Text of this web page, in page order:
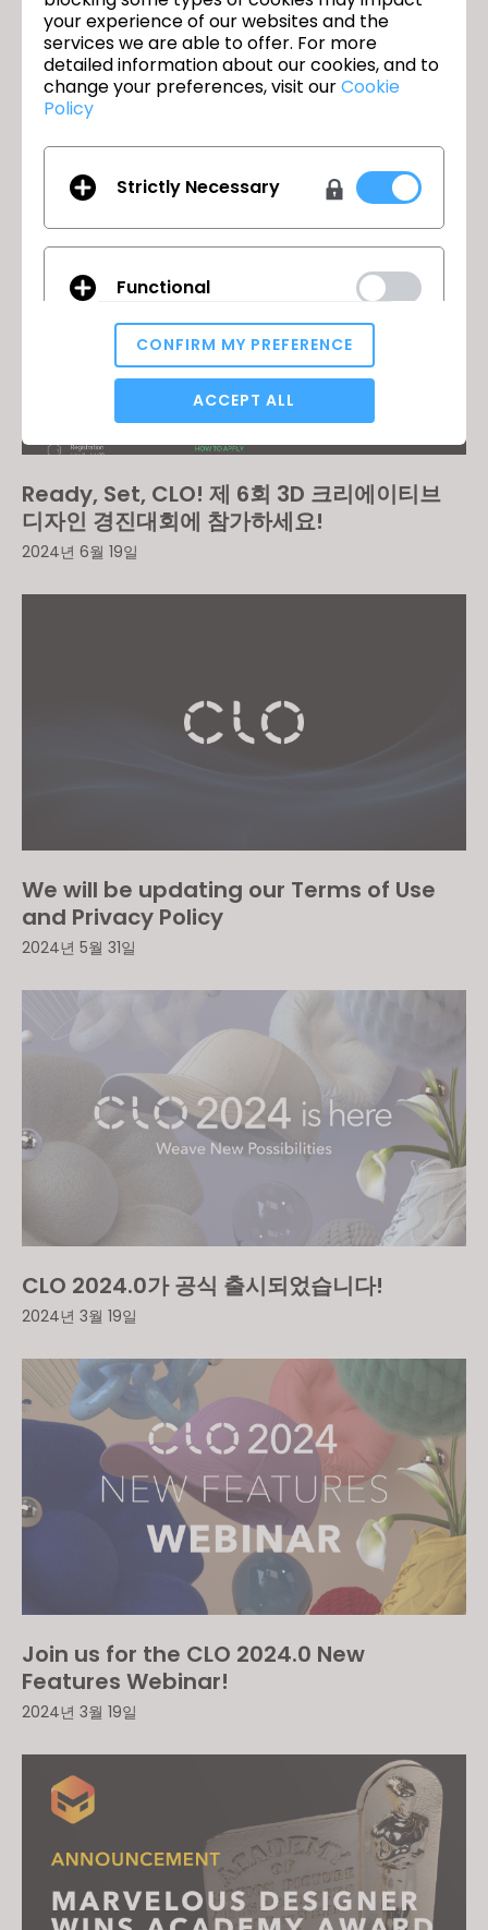
Join us for the CLO 2024.1 New Features
Webinar!
2024년 6월 26일
Ready, Set, CLO! 제 6회 3D 크리에이티브
디자인 경진대회에 참가하세요!
2024년 6월 19일
We will be updating our Terms of Use
and Privacy Policy
2024년 5월 31일
CLO 2024.0가 공식 출시되었습니다!
2024년 3월 19일
Join us for the CLO 2024.0 New
Features Webinar!
2024년 3월 19일
your experience of our websites and the
services we are able to offer. For more
detailed information about our cookies, and to
change your preferences, visit ourCookie
Policy
Strictly Necessary
Functional
Analytical / Performance
Targeting
If you reject all, some features might not function
CONFIRM MY PREFERENCE
ACCEPT ALL